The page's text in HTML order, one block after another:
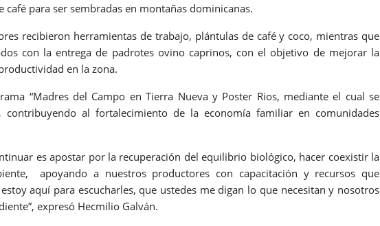
café para ser sembradas en montañas dominicanas.
recibieron herramientas de trabajo, plántulas de café y coco, mientras que
con la entrega de padrotes ovino caprinos, con el objetivo de mejorar la
en la zona.
“Madres del Campo en Tierra Nueva y Poster Rios, mediante el cual se
contribuyendo al fortalecimiento de la economía familiar en comunidades
es apostar por la recuperación del equilibrio biológico, hacer coexistir la
apoyando a nuestros productores con capacitación y recursos que
aquí para escucharles, que ustedes me digan lo que necesitan y nosotros
expresó Hecmilio Galván.